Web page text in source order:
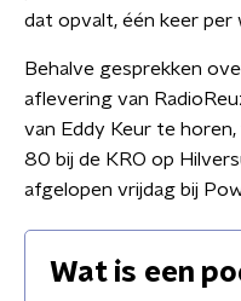
dat opvalt, één keer per
Behalve gesprekken
aflevering van
van Eddy Keur te horen,
80 bij de KRO op
afgelopen vrijdag bij
Wat is een